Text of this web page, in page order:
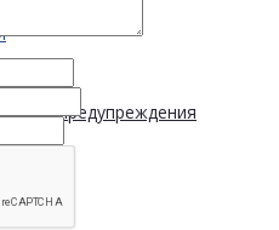
и предупреждения